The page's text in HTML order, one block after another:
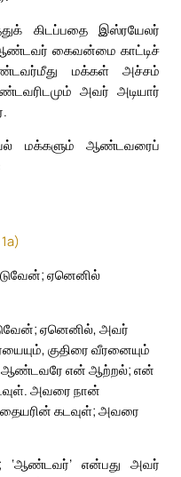
கிடப்பதை இஸ்ரயேலர்
ஆண்டவர் கைவன்மை காட்டிச்
மக்கள் அச்சம்
அவர் அடியார்
மக்களும் ஆண்டவரைப்
ஏனெனில்
ஏனெனில், அவர்
குதிரை வீரனையும்
ஆண்டவரே என் ஆற்றல்; என்
அவரை நான்
கடவுள்; அவரை
என்பது அவர்